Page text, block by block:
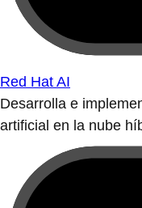
Red Hat AI
Desarrolla e
artificial en la nube